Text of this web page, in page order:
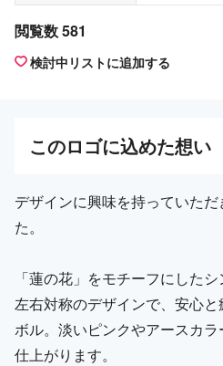
閲覧数 581
検討中リストに追加する
このロゴに込めた想い
デザインに興味を持っていた
た。
「蓮の花」をモチーフにしたシ
左右対称のデザインで、安心
ボル。淡いピンクやアースカ
仕上がります。